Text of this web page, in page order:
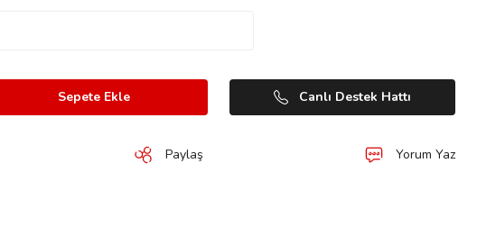
Sepete Ekle Canlı Destek Hattı
Paylaş Yorum Yaz